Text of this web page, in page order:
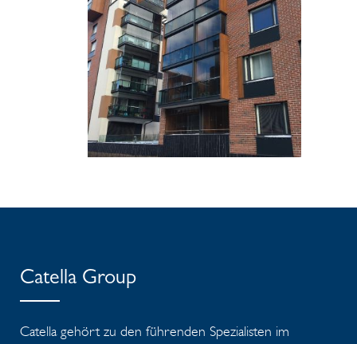
Catella Group
Catella gehört zu den führenden Spezialisten im